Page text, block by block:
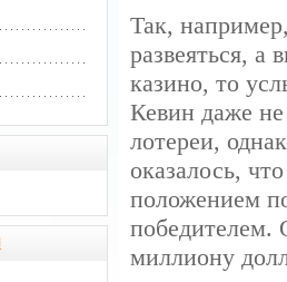
Так,
развеяться, а
казино, то
Кевин даже не
лотереи,
оказалось,
положением
победителем.
миллиону